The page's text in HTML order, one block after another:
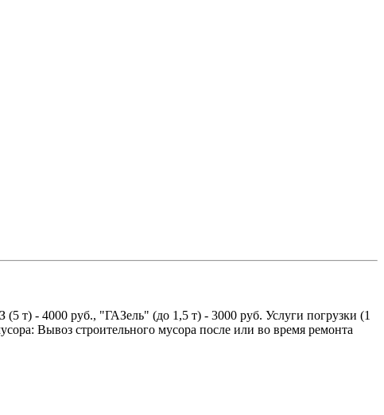
т) - 4000 руб., "ГАЗель" (до 1,5 т) - 3000 руб. Услуги погрузки (1
Вывоз строительного мусора после или во время ремонта